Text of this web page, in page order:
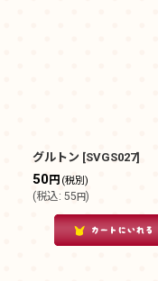
グルトン [SVGS027]
50円 (税別)
(税込: 55円)